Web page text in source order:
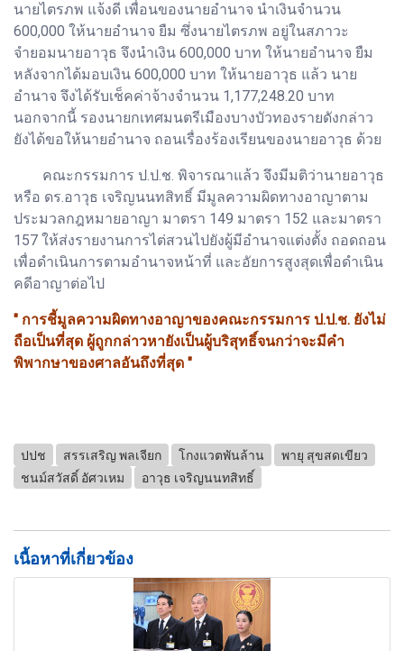
นายไตรภพ แจ้งดี เพื่อนของนายอำนาจ นำเงินจำนวน
600,000 ให้นายอำนาจ ยืม ซึ่งนายไตรภพ อยู่ในสภาวะ
จำยอมนายอาวุธ จึงนำเงิน 600,000 บาท ให้นายอำนาจ ยืม
หลังจากได้มอบเงิน 600,000 บาท ให้นายอาวุธ แล้ว นาย
อำนาจ จึงได้รับเช็คค่าจ้างจำนวน 1,177,248.20 บาท
นอกจากนี้ รองนายกเทศมนตรีเมืองบางบัวทองรายดังกล่าว
ยังได้ขอให้นายอำนาจ ถอนเรื่องร้องเรียนของนายอาวุธ ด้วย
คณะกรรมการ ป.ป.ช. พิจารณาแล้ว จึงมีมติว่านายอาวุธ
หรือ ดร.อาวุธ เจริญนนทสิทธิ์ มีมูลความผิดทางอาญาตาม
ประมวลกฎหมายอาญา มาตรา 149 มาตรา 152 และมาตรา
157 ให้ส่งรายงานการไต่สวนไปยังผู้มีอำนาจแต่งตั้ง ถอดถอน
เพื่อดำเนินการตามอำนาจหน้าที่ และอัยการสูงสุดเพื่อดำเนิน
คดีอาญาต่อไป
" การชี้มูลความผิดทางอาญาของคณะกรรมการ ป.ป.ช. ยังไม่
ถือเป็นที่สุด ผู้ถูกกล่าวหายังเป็นผู้บริสุทธิ์จนกว่าจะมีคำ
พิพากษาของศาลอันถึงที่สุด "
ปปช สรรเสริญ พลเจียก โกงแวตพันล้าน
พายุ สุขสดเขียว
ชนม์สวัสดิ์ อัศวเหม
อาวุธ เจริญนนทสิทธิ์
เนื้อหาที่เกี่ยวข้อง